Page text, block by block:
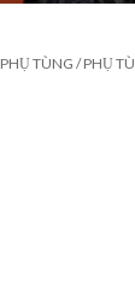
PHỤ TÙNG /PHỤ